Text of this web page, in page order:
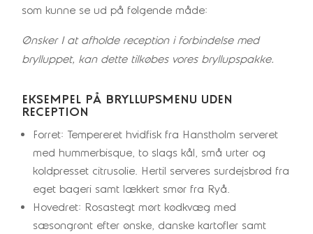
som kunne se ud på følgende måde:
Ønsker I at afholde reception i forbindelse med
brylluppet, kan dette tilkøbes vores bryllupspakke.
EKSEMPEL PÅ BRYLLUPSMENU UDEN
RECEPTION
Forret: Tempereret hvidfisk fra Hanstholm serveret
med hummerbisque, to slags kål, små urter og
koldpresset citrusolie. Hertil serveres surdejsbrød fra
eget bageri samt lækkert smør fra Ryå.
Hovedret: Rosastegt mørt kødkvæg med
sæsongrønt efter ønske, danske kartofler samt